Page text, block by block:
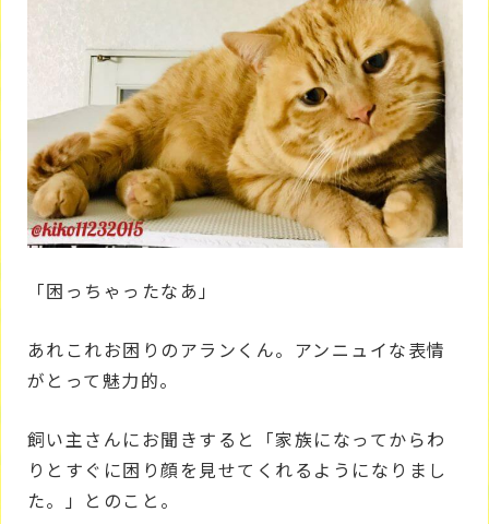
「困っちゃったなあ」
あれこれお困りのアランくん。アンニュイな表情
がとって魅力的。
飼い主さんにお聞きすると「家族になってからわ
りとすぐに困り顔を見せてくれるようになりまし
た。」とのこと。